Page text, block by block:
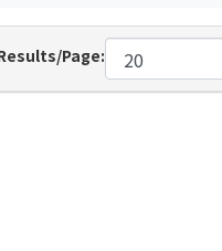
Page: